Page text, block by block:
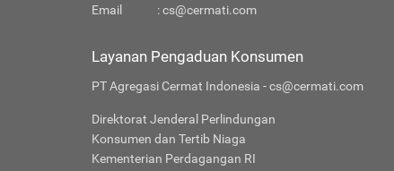
Email
:cs@cermati.com
Layanan Pengaduan Konsumen
PT Agregasi Cermat Indonesia - cs@cermati.com
Direktorat Jenderal Perlindungan
Konsumen dan Tertib Niaga
Kementerian Perdagangan RI